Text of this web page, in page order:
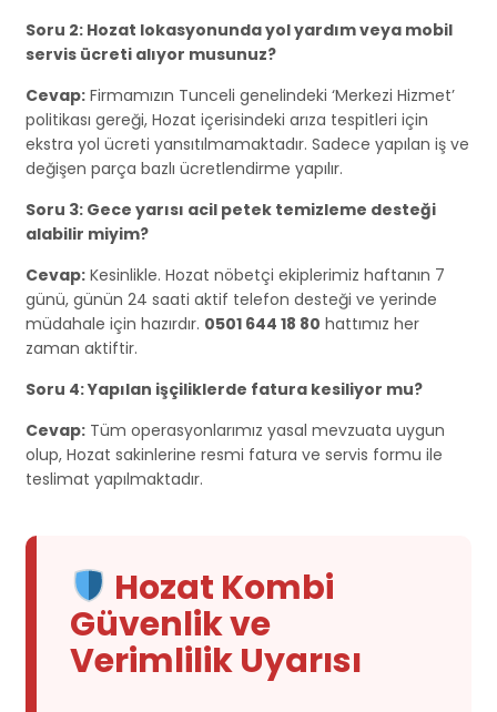
Soru 2: Hozat lokasyonunda yol yardım veya mobil
servis ücreti alıyor musunuz?
Cevap: Firmamızın Tunceli genelindeki ‘Merkezi Hizmet’
politikası gereği, Hozat içerisindeki arıza tespitleri için
ekstra yol ücreti yansıtılmamaktadır. Sadece yapılan iş ve
değişen parça bazlı ücretlendirme yapılır.
Soru 3: Gece yarısı acil petek temizleme desteği
alabilir miyim?
Cevap: Kesinlikle. Hozat nöbetçi ekiplerimiz haftanın 7
günü, günün 24 saati aktif telefon desteği ve yerinde
müdahale için hazırdır. 0501 644 18 80 hattımız her
zaman aktiftir.
Soru 4: Yapılan işçiliklerde fatura kesiliyor mu?
Cevap: Tüm operasyonlarımız yasal mevzuata uygun
olup, Hozat sakinlerine resmi fatura ve servis formu ile
teslimat yapılmaktadır.
Hozat Kombi
Güvenlik ve
Verimlilik Uyarısı